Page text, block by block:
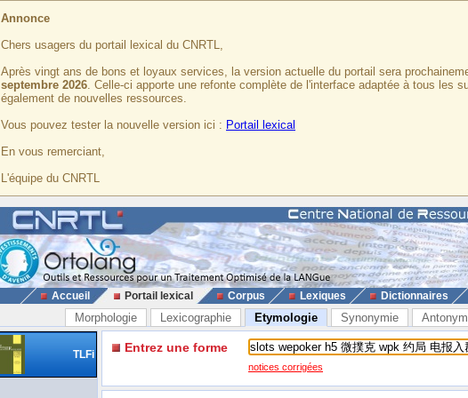
Annonce
Chers usagers du portail lexical du CNRTL,
Après vingt ans de bons et loyaux services, la version actuelle du portail sera
septembre 2026. Celle-ci apporte une refonte complète de l'interface adaptée à tous les
également de nouvelles ressources.
Vous pouvez tester la nouvelle version ici : Portail lexical
En vous remerciant,
L'équipe du CNRTL
Accueil Portail lexical Corpus Lexiques Dictionnaires
Morphologie Lexicographie Etymologie Synonymie
TLFi Entrez une forme
notices corrigées